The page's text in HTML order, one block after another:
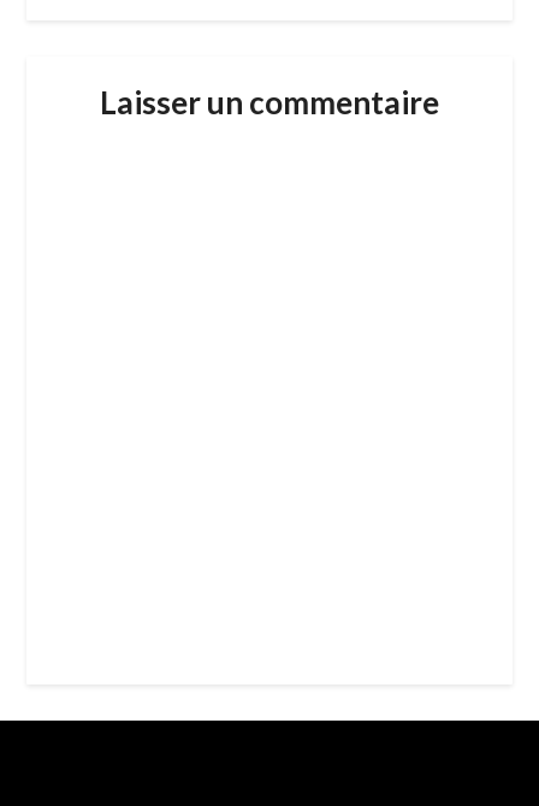
Laisser un commentaire